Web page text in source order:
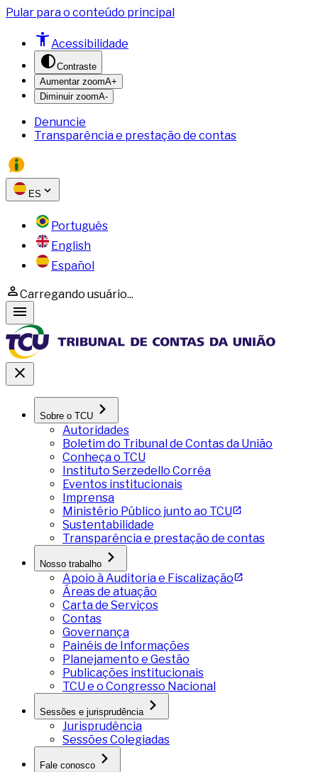
Pular para o conteúdo principal
Acessibilidade
Contraste
Aumentar zoomA+
Diminuir zoomA-
Denuncie
Transparência e prestação de contas
ES
Português
English
Español
Carregando usuário...
Sobre o TCU
Autoridades
Boletim do Tribunal de Contas da União
Conheça o TCU
Instituto Serzedello Corrêa
Eventos institucionais
Imprensa
Ministério Público junto ao TCU
Sustentabilidade
Transparência e prestação de contas
Nosso trabalho
Apoio à Auditoria e Fiscalização
Áreas de atuação
Carta de Serviços
Contas
Governança
Painéis de Informações
Planejamento e Gestão
Publicações institucionais
TCU e o Congresso Nacional
Sessões e jurisprudência
Jurisprudência
Sessões Colegiadas
Fale conosco